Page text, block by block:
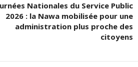
Nationales du Service Public
2026 : la Nawa mobilisée pour une
administration plus proche des
citoyens